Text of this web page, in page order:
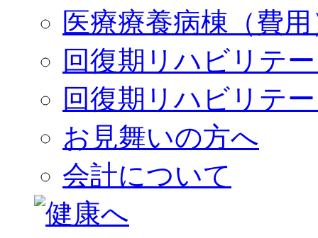
医療療養病棟（費
回復期リハビリテ
回復期リハビリテ
お見舞いの方へ
会計について